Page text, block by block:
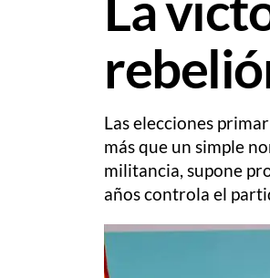
Las elecciones
más que un simple
militancia, supone
años controla el